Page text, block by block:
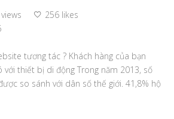
256 likes
tương tác ? Khách hàng của bạn
với thiết bị di động Trong năm 2013, số
so sánh với dân số thế giới. 41,8% hộ